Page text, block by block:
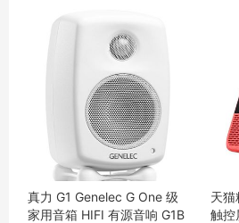
真力 G1 Genelec G One 级
家用音箱 HIFI 有源音响 G1B
天猫
触控